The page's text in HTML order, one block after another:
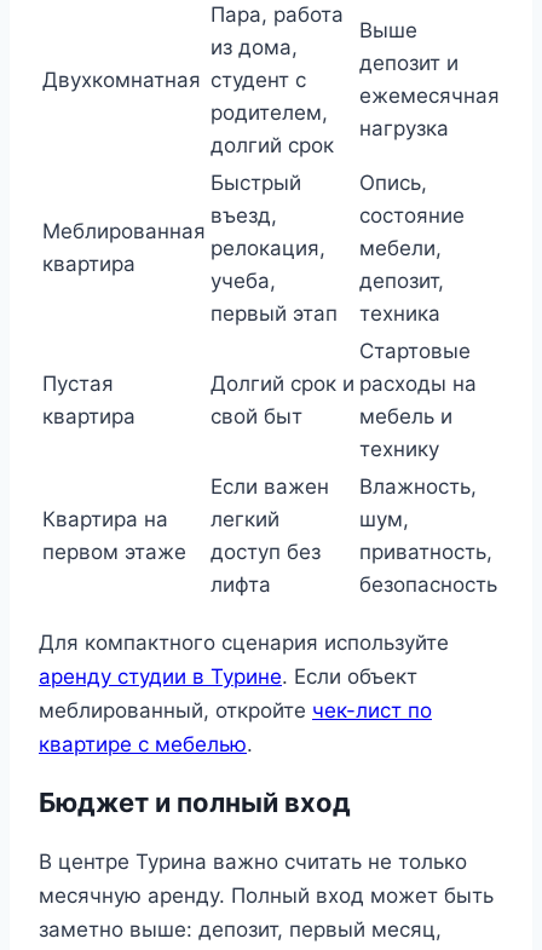
Двухкомнатная
Пара, работа
из дома,
студент с
родителем,
долгий срок
Выше
депозит и
ежемесячная
нагрузка
Меблированная
квартира
Быстрый
въезд,
релокация,
учеба,
первый этап
Опись,
состояние
мебели,
депозит,
техника
Пустая
квартира
Долгий срок и
свой быт
Стартовые
расходы на
мебель и
технику
Квартира на
первом этаже
Если важен
легкий
доступ без
лифта
Влажность,
шум,
приватность,
безопасность
Для компактного сценария используйте
аренду студии в Турине. Если объект
меблированный, откройте чек-лист по
квартире с мебелью.
Бюджет и полный вход
В центре Турина важно считать не только
месячную аренду. Полный вход может быть
заметно выше: депозит, первый месяц,